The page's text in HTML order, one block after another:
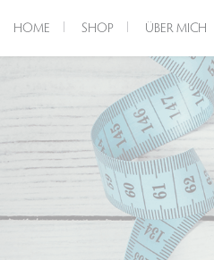
HOME SHOP ÜBER MICH